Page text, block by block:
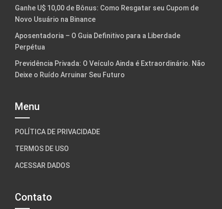
Ganhe U$ 10,00 de Bônus: Como Resgatar seu Cupom de
Novo Usuário na Binance
Aposentadoria – O Guia Definitivo para a Liberdade
Perpétua
Previdência Privada: O Veículo Ainda é Extraordinário. Não
Deixe o Ruído Arruinar Seu Futuro
Menu
POLÍTICA DE PRIVACIDADE
TERMOS DE USO
ACESSAR DADOS
Contato